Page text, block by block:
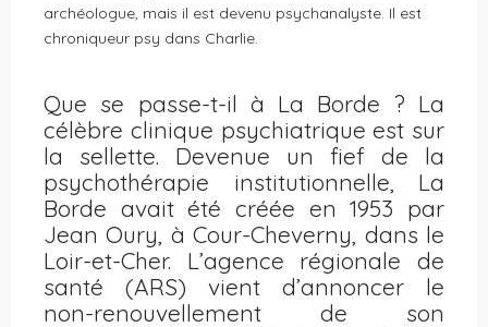
archéologue, mais il est devenu psychanalyste. Il est
chroniqueur psy dans Charlie.
Que se passe-t-il à La Borde ? La
célèbre clinique psychiatrique est sur
la sellette. Devenue un fief de la
psychothérapie institutionnelle, La
Borde avait été créée en 1953 par
Jean Oury, à Cour-Cheverny, dans le
Loir-et-Cher. L’agence ­régionale de
santé (ARS) vient d’annoncer le
non-­renouvellement de son